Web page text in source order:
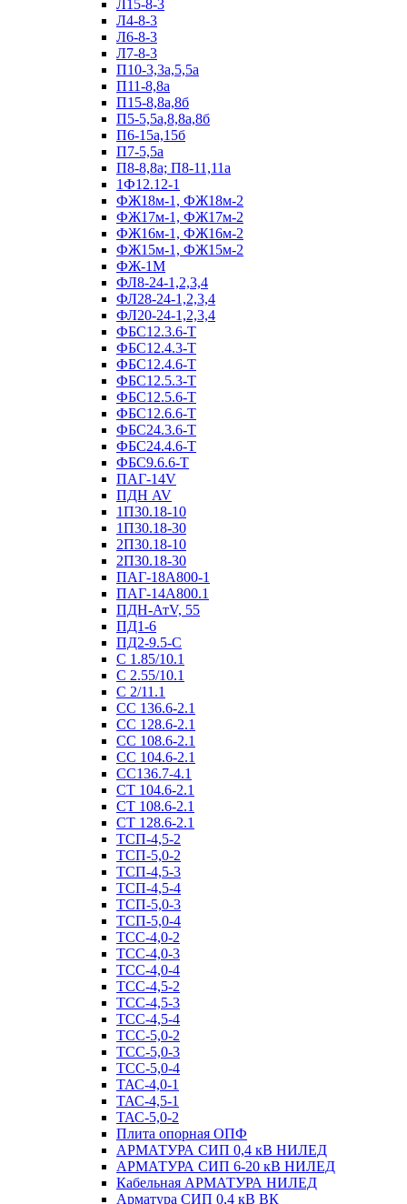
Л15-8-3
Л4-8-3
Л6-8-3
Л7-8-3
П10-3,3а,5,5а
П11-8,8а
П15-8,8а,8б
П5-5,5а,8,8а,8б
П6-15а,15б
П7-5,5а
П8-8,8а; П8-11,11а
1Ф12.12-1
ФЖ18м-1, ФЖ18м-2
ФЖ17м-1, ФЖ17м-2
ФЖ16м-1, ФЖ16м-2
ФЖ15м-1, ФЖ15м-2
ФЖ-1М
ФЛ8-24-1,2,3,4
ФЛ28-24-1,2,3,4
ФЛ20-24-1,2,3,4
ФБС12.3.6-Т
ФБС12.4.3-Т
ФБС12.4.6-Т
ФБС12.5.3-Т
ФБС12.5.6-Т
ФБС12.6.6-Т
ФБС24.3.6-Т
ФБС24.4.6-Т
ФБС9.6.6-Т
ПАГ-14V
ПДН AV
1П30.18-10
1П30.18-30
2П30.18-10
2П30.18-30
ПАГ-18А800-1
ПАГ-14А800.1
ПДН-АтV, 55
ПД1-6
ПД2-9.5-С
С 1.85/10.1
С 2.55/10.1
С 2/11.1
СС 136.6-2.1
СС 128.6-2.1
СС 108.6-2.1
СС 104.6-2.1
СС136.7-4.1
СТ 104.6-2.1
СТ 108.6-2.1
СТ 128.6-2.1
ТСП-4,5-2
ТСП-5,0-2
ТСП-4,5-3
ТСП-4,5-4
ТСП-5,0-3
ТСП-5,0-4
ТСС-4,0-2
ТСС-4,0-3
ТСС-4,0-4
ТСС-4,5-2
ТСС-4,5-3
ТСС-4,5-4
ТСС-5,0-2
ТСС-5,0-3
ТСС-5,0-4
ТАС-4,0-1
ТАС-4,5-1
ТАС-5,0-2
Плита опорная ОПФ
АРМАТУРА СИП 0,4 кВ НИЛЕД
АРМАТУРА СИП 6-20 кВ НИЛЕД
Кабельная АРМАТУРА НИЛЕД
Арматура СИП 0,4 кВ ВК